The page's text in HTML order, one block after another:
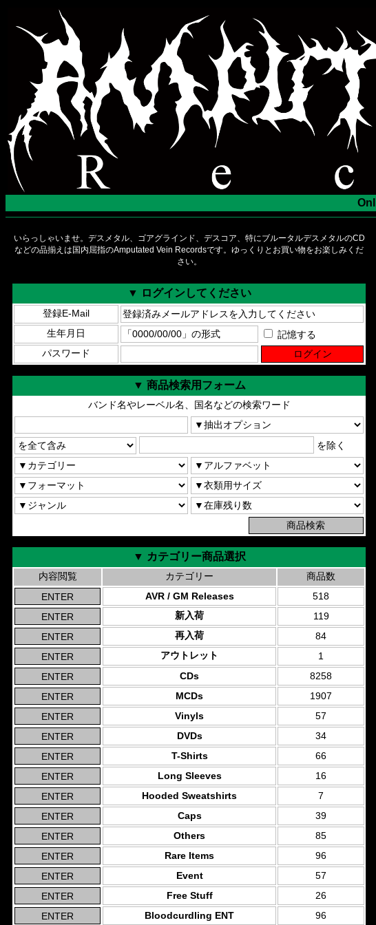
いらっしゃいませ。デスメタル、ゴアグラインド、デスコア、特にブルータルデスメタルのCD
などの品揃えは国内屈指のAmputated Vein Recordsです。ゆっくりとお買い物をお楽しみくだ
さい。
▼ ログインしてください
登録E-Mail
生年月日
記憶する
パスワード
▼ 商品検索用フォーム
バンド名やレーベル名、国名などの検索ワード
を除く
▼ カテゴリー商品選択
内容閲覧 カテゴリー
商品数
AVR / GM Releases
518
新入荷
119
再入荷
84
アウトレット
1
CDs
8258
MCDs
1907
Vinyls
57
DVDs
34
T-Shirts
66
Long Sleeves
16
Hooded Sweatshirts
7
Caps
39
Others
85
Rare Items
96
Event
57
Free Stuff
26
Bloodcurdling ENT
96